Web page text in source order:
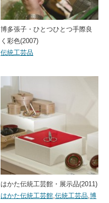
博多張子・ひとつひとつ手際良
く彩色(2007)
伝統工芸品
はかた伝統工芸館・展示品(2011)
はかた伝統工芸館,伝統工芸品,博